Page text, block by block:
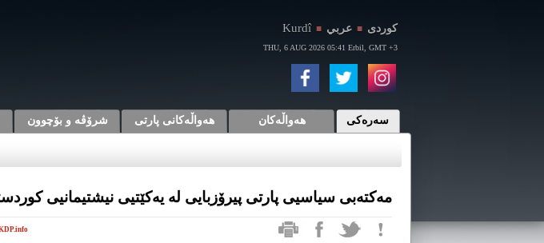
Kurdî ■ كوردی ■ عربي
THU, 6 AUG 2026 05:41 Erbil, GMT +3
شرۆڤه‌ و بۆچوون هەواڵەکانی پارتی هەواڵەکان سەرەکی
مەکتەبی سیاسیی پارتی پیرۆزبایی لە یەکێتیی نیشتیمانیی